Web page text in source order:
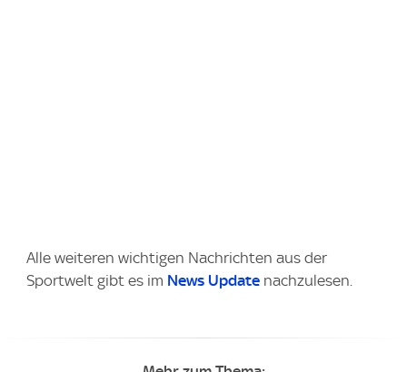
Alle weiteren wichtigen Nachrichten aus der
Sportwelt gibt es im News Update nachzulesen.